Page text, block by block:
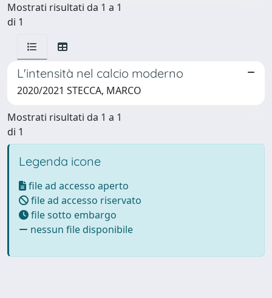
Mostrati risultati da 1 a 1
di 1
L'intensità nel calcio moderno
2020/2021 STECCA, MARCO
Mostrati risultati da 1 a 1
di 1
Legenda icone
file ad accesso aperto
file ad accesso riservato
file sotto embargo
nessun file disponibile